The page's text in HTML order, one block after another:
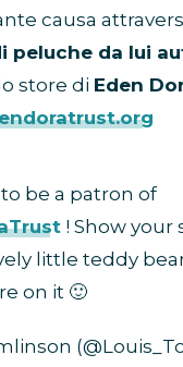
causa
peluche da lui
store di Eden
be a patron of
! Show your
little teddy
on it 🙂